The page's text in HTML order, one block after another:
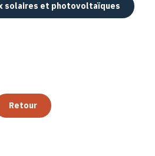
solaires et photovoltaïques
Retour